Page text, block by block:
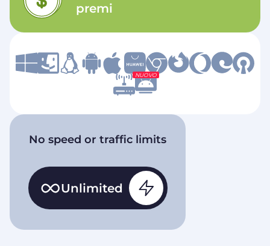
premi
NUOVO
No speed or traffic limits
Unlimited